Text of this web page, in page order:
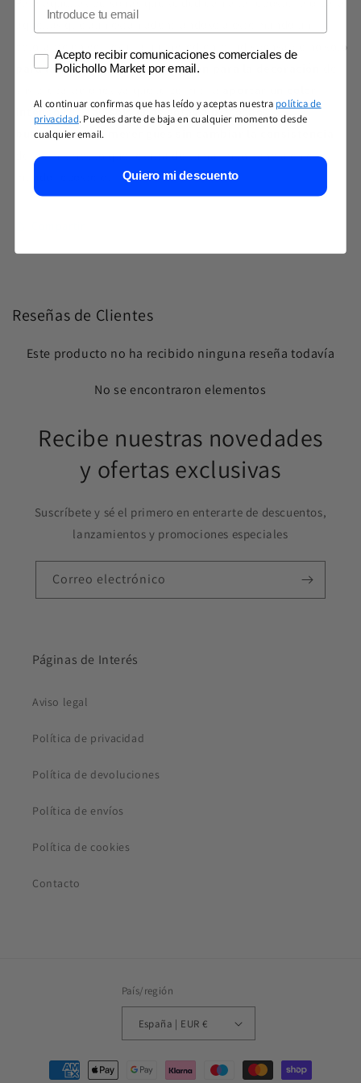
colorante en gel resulta un ingrediente indispensable no sólo
para la preparación sino también para la decoración
intenso con tan solo unas gotas a bizcochos,
buttercreams o merengues sin cambiar la consistencia
de los mismos lo que resulta de suma importancia en el
Reseñas de Clientes
Este producto no ha recibido ninguna reseña todavía
No se encontraron elementos
Recibe nuestras novedades
y ofertas exclusivas
Suscríbete y sé el primero en enterarte de descuentos,
lanzamientos y promociones especiales
Correo electrónico
Páginas de Interés
Aviso legal
Política de privacidad
Política de devoluciones
Política de envíos
Política de cookies
Contacto
País/región
España | EUR €
Formas
Consentimiento marketing
Acepto recibir comunicaciones comerciales de
Polichollo Market por email.
Al continuar confirmas que has leído y aceptas nuestra política de
privacidad. Puedes darte de baja en cualquier momento desde
cualquier email.
Quiero mi descuento